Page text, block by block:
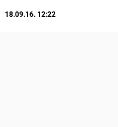
18.09.16. 12:22